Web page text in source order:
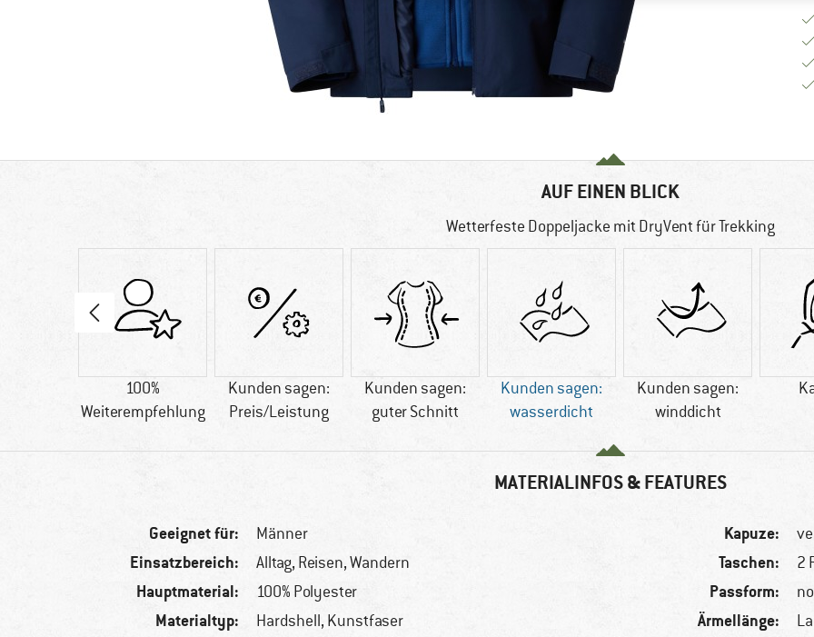
AUF EINEN BLICK
Wetterfeste Doppeljacke mit DryVent für Trekking
100%
Weiterempfehlung
Kunden sagen:
Preis/Leistung
Kunden sagen:
guter Schnitt
Kunden sagen:
wasserdicht
Kunden sagen:
winddicht
MATERIALINFOS & FEATURES
Geeignet für: Männer
Einsatzbereich: Alltag, Reisen, Wandern
Hauptmaterial: 100% Polyester
Materialtyp: Hardshell, Kunstfaser
Kapuze:
Taschen: 2
Passform:
Ärmellänge: